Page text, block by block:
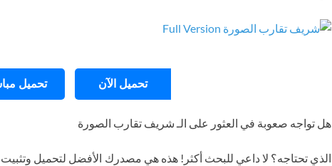
تحميل الآن تحميل
هل تواجه صعوبة في العثور على الـ شريف تقارب الصورة
الذي تحتاجه؟ لا داعي للبحث أكثر! هذه هي مصدرك الأفضل لتحميل